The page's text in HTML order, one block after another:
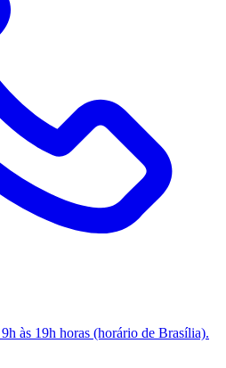
às 19h horas (horário de Brasília).